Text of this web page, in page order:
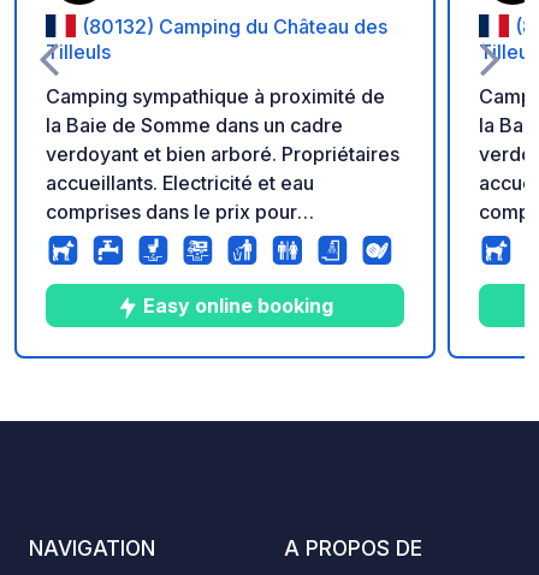
(80132) Camping du Château des
Tilleuls
Camping sympathique à proximité de
la Baie de Somme dans un cadre
verdoyant et bien arboré. Propriétaires
accueillants. Electricité et eau
comprises dans le prix pour
l'emplacement. Les douches et
sanitaires sont propres et chauffés.
Escale recommandée. Piscine
chauffée, jeu de boules et ping-pong
couverts, petite épicerie.
Easy online booking
la
NAVIGATION A PROPOS DE